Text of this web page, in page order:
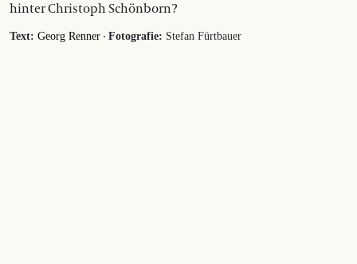
hinter Christoph Schönborn?
Text: Georg Renner · Fotografie: Stefan Fürtbauer